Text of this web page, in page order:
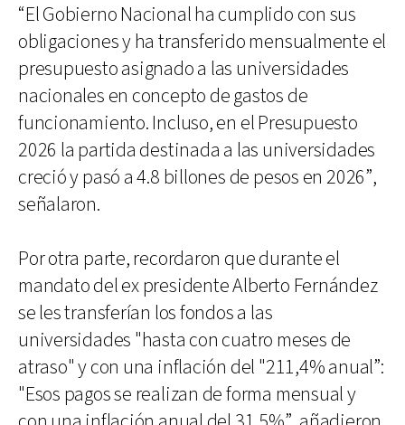
“El Gobierno Nacional ha cumplido con sus
obligaciones y ha transferido mensualmente el
presupuesto asignado a las universidades
nacionales en concepto de gastos de
funcionamiento. Incluso, en el Presupuesto
2026 la partida destinada a las universidades
creció y pasó a 4.8 billones de pesos en 2026”,
señalaron.
Por otra parte, recordaron que durante el
mandato del ex presidente Alberto Fernández
se les transferían los fondos a las
universidades "hasta con cuatro meses de
atraso" y con una inflación del "211,4% anual”:
"Esos pagos se realizan de forma mensual y